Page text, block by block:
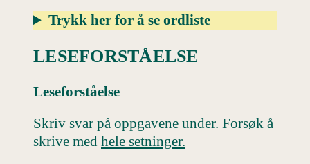
Trykk her for å se ordliste
LESEFORSTÅELSE
Leseforståelse
Skriv svar på oppgavene under. Forsøk å
skrive med hele setninger.